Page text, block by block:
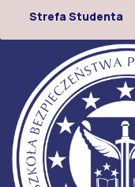
Strefa Studenta